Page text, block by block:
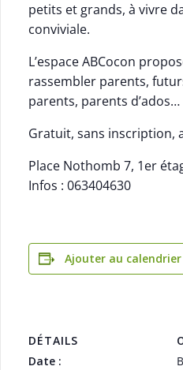
petits et grands, à vivre
conviviale.
L’espace ABCocon
rassembler parents,
parents, parents d’ados…
Gratuit, sans inscription,
Place Nothomb 7, 1er
Infos : 063404630
Ajouter au calendrier
DÉTAILS
Date :